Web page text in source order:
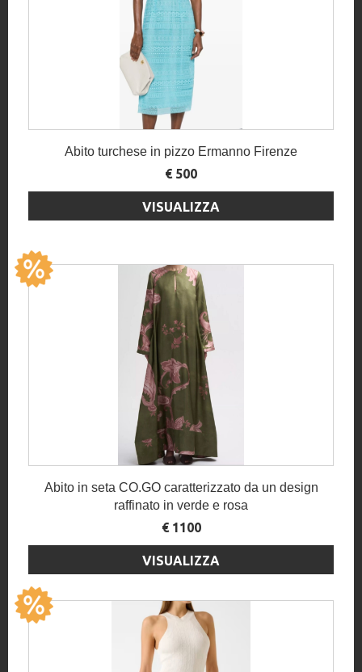
Abito turchese in pizzo Ermanno Firenze
€ 500
VISUALIZZA
Abito in seta CO.GO caratterizzato da un design
raffinato in verde e rosa
€ 1100
VISUALIZZA